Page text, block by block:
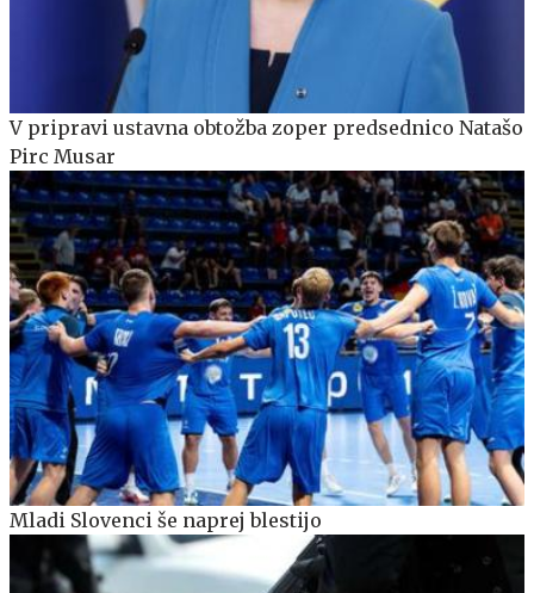
V pripravi ustavna obtožba zoper predsednico Natašo
Pirc Musar
Mladi Slovenci še naprej blestijo